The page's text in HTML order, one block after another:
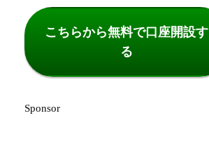
こちらから無料で口座開設す
る
Sponsor